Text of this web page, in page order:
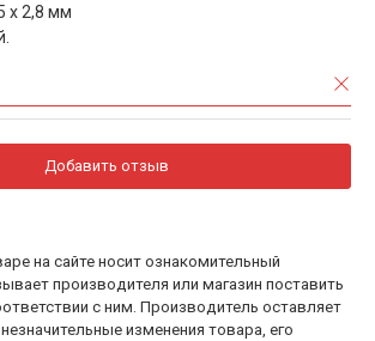
x 2,8 мм
Добавить отзыв
на сайте носит ознакомительный
производителя или магазин поставить
с ним. Производитель оставляет
изменения товара, его